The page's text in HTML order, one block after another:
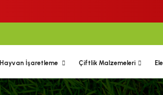
Hayvan İşaretleme Çiftlik Malzemeleri